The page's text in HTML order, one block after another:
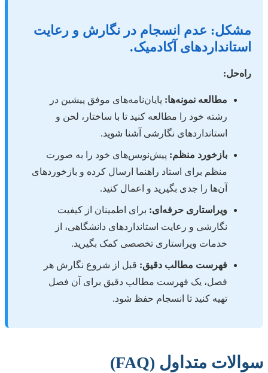
مشکل: عدم انسجام در نگارش و رعایت
استانداردهای آکادمیک.
راه‌حل:
مطالعه نمونه‌ها: پایان‌نامه‌های موفق پیشین در
رشته خود را مطالعه کنید تا با ساختار، لحن و
استانداردهای نگارشی آشنا شوید.
بازخورد منظم: پیش‌نویس‌های خود را به صورت
منظم برای استاد راهنما ارسال کرده و بازخوردهای
آن‌ها را جدی بگیرید و اعمال کنید.
ویراستاری حرفه‌ای: برای اطمینان از کیفیت
نگارشی و رعایت استانداردهای دانشگاهی، از
خدمات ویراستاری تخصصی کمک بگیرید.
فهرست مطالب دقیق: قبل از شروع نگارش هر
فصل، یک فهرست مطالب دقیق برای آن فصل
تهیه کنید تا انسجام حفظ شود.
سوالات متداول (FAQ)